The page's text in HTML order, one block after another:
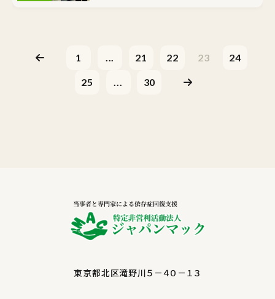
1 ... 21 22 23 24
25 ... 30
東京都北区滝野川５－４０－１３